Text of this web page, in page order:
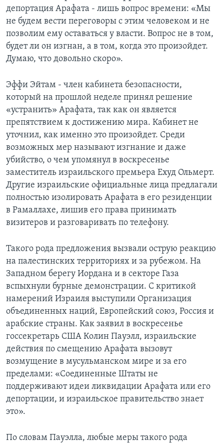
депортация Арафата - лишь вопрос времени: «Мы
не будем вести переговоры с этим человеком и не
позволим ему оставаться у власти. Вопрос не в том,
будет ли он изгнан, а в том, когда это произойдет.
Думаю, что довольно скоро».
Эффи Эйтам - член кабинета безопасности,
который на прошлой неделе принял решение
«устранить» Арафата, так как он является
препятствием к достижению мира. Кабинет не
уточнил, как именно это произойдет. Среди
возможных мер называют изгнание и даже
убийство, о чем упомянул в воскресенье
заместитель израильского премьера Ехуд Ольмерт.
Другие израильские официальные лица предлагали
полностью изолировать Арафата в его резиденции
в Рамаллахе, лишив его права принимать
визитеров и разговаривать по телефону.
Такого рода предложения вызвали острую реакцию
на палестинских территориях и за рубежом. На
Западном берегу Иордана и в секторе Газа
вспыхнули бурные демонстрации. С критикой
намерений Израиля выступили Организация
объединенных наций, Европейский союз, Россия и
арабские страны. Как заявил в воскресенье
госсекретарь США Колин Пауэлл, израильские
действия по смещению Арафата вызовут
возмущение в мусульманском мире и за его
пределами: «Соединенные Штаты не
поддерживают идеи ликвидации Арафата или его
депортации, и израильское правительство знает
это».
По словам Пауэлла, любые меры такого рода